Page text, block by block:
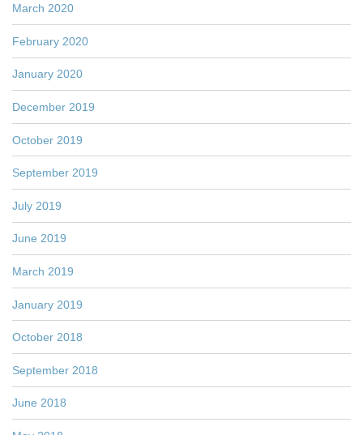
March 2020
February 2020
January 2020
December 2019
October 2019
September 2019
July 2019
June 2019
March 2019
January 2019
October 2018
September 2018
June 2018